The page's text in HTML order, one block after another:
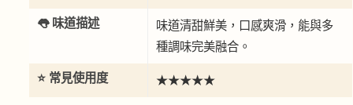
👅 味道描述
味道清甜鮮美，口感爽滑，能與多
種調味完美融合。
⭐ 常見使用度 ★★★★★